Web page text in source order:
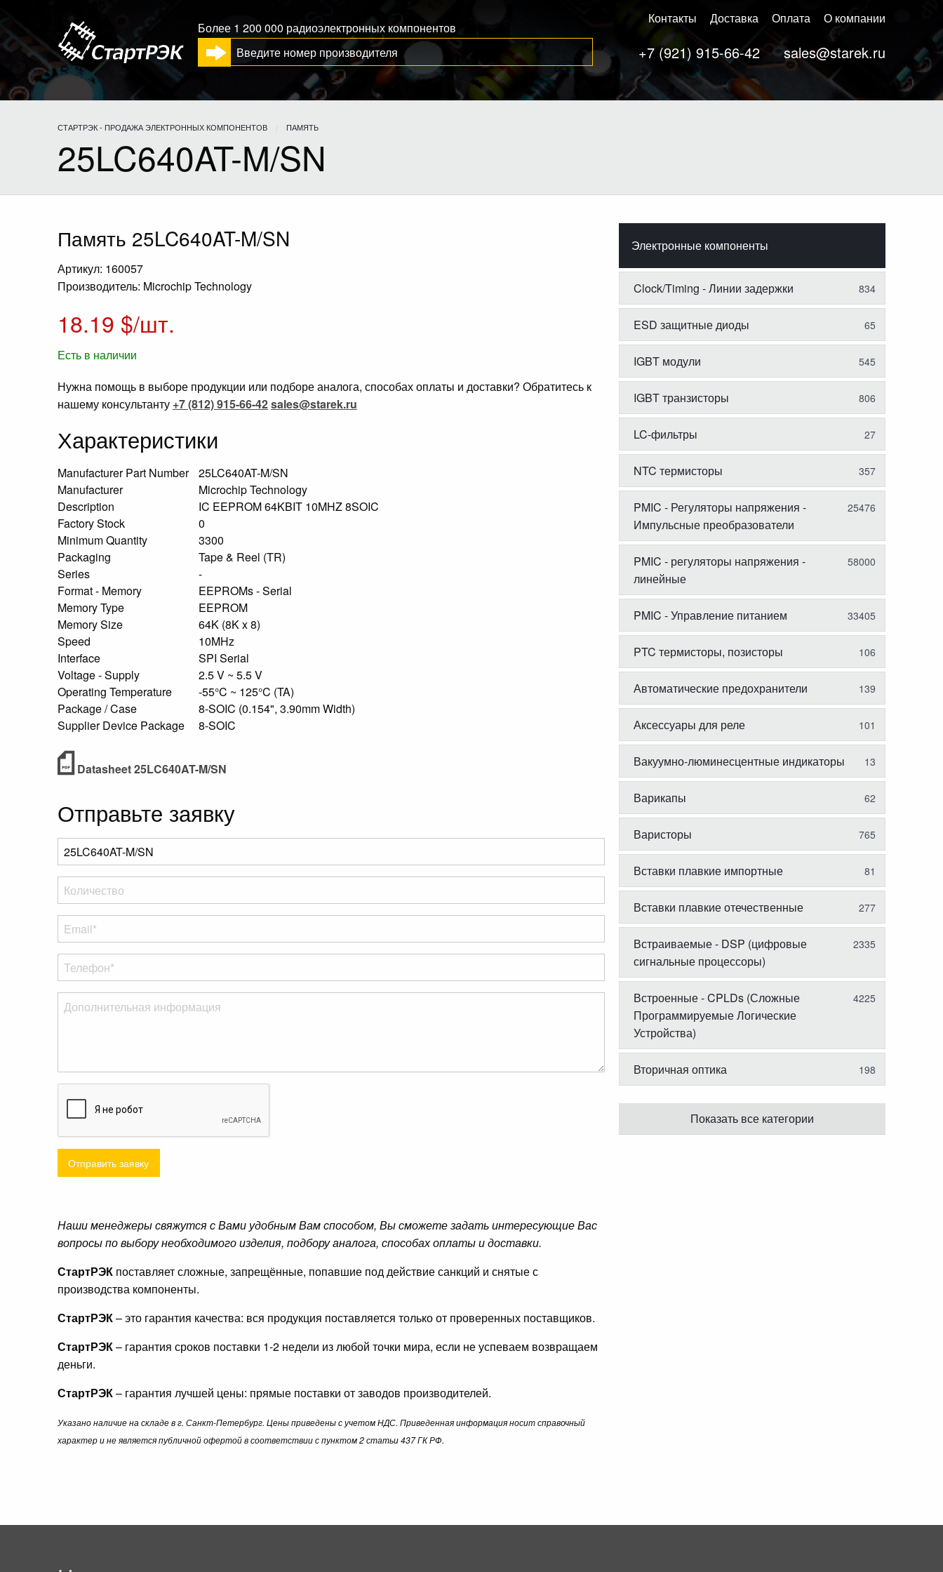
Более 1 200 000 радиоэлектронных компонентов
Контакты Доставка Оплата О компании
+7 (921) 915-66-42 sales@starek.ru
СТАРТРЭК - ПРОДАЖА ЭЛЕКТРОННЫХ КОМПОНЕНТОВ ПАМЯТЬ
25LC640AT-M/SN
Память 25LC640AT-M/SN
Артикул: 160057
Производитель: Microchip Technology
18.19 $/шт.
Есть в наличии
Нужна помощь в выборе продукции или подборе аналога, способах оплаты и доставки? Обратитесь к
нашему консультанту +7 (812) 915-66-42sales@starek.ru
Характеристики
Manufacturer Part Number 25LC640AT-M/SN
Manufacturer
Microchip Technology
Description
IC EEPROM 64KBIT 10MHZ 8SOIC
Factory Stock
0
Minimum Quantity
3300
Packaging
Tape & Reel (TR)
Series
-
Format - Memory
EEPROMs - Serial
Memory Type
EEPROM
Memory Size
64K (8K x 8)
Speed
10MHz
Interface
SPI Serial
Voltage - Supply
2.5 V ~ 5.5 V
Operating Temperature
-55°C ~ 125°C (TA)
Package / Case
8-SOIC (0.154", 3.90mm Width)
Supplier Device Package
8-SOIC
Datasheet 25LC640AT-M/SN
Отправьте заявку
Отправить заявку
Наши менеджеры свяжутся с Вами удобным Вам способом, Вы сможете задать интересующие Вас
вопросы по выбору необходимого изделия, подбору аналога, способах оплаты и доставки.
СтартРЭК поставляет сложные, запрещённые, попавшие под действие санкций и снятые с
производства компоненты.
СтартРЭК– это гарантия качества: вся продукция поставляется только от проверенных поставщиков.
СтартРЭК– гарантия сроков поставки 1-2 недели из любой точки мира, если не успеваем возвращаем
деньги.
СтартРЭК– гарантия лучшей цены: прямые поставки от заводов производителей.
Указано наличие на складе в г. Санкт-Петербург. Цены приведены с учетом НДС. Приведенная информация носит справочный
характер и не является публичной офертой в соответствии с пунктом 2 статьи 437 ГК РФ.
Электронные компоненты
Clock/Timing - Линии задержки 834
ESD защитные диоды 65
IGBT модули 545
IGBT транзисторы 806
LC-фильтры 27
NTC термисторы 357
PMIC - Регуляторы напряжения -
Импульсные преобразователи
25476
PMIC - регуляторы напряжения -
линейные
58000
PMIC - Управление питанием 33405
PTC термисторы, позисторы 106
Автоматические предохранители 139
Аксессуары для реле 101
Вакуумно-люминесцентные индикаторы 13
Варикапы 62
Варисторы 765
Вставки плавкие импортные 81
Вставки плавкие отечественные 277
Встраиваемые - DSP (цифровые
сигнальные процессоры)
2335
Встроенные - CPLDs (Сложные
Программируемые Логические
Устройства)
4225
Вторичная оптика 198
Показать все категории